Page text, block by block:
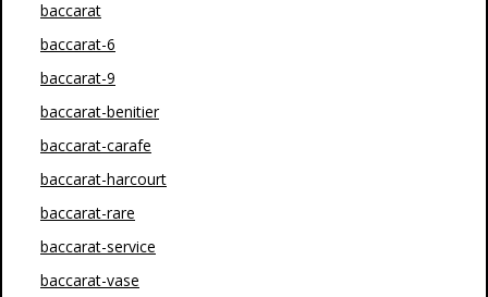
baccarat
baccarat-6
baccarat-9
baccarat-benitier
baccarat-carafe
baccarat-harcourt
baccarat-rare
baccarat-service
baccarat-vase